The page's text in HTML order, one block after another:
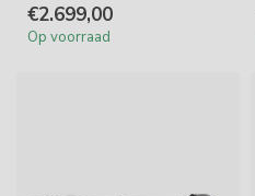
€2.699,00
Op voorraad